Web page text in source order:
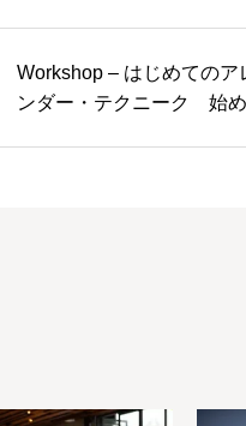
Workshop – はじめてのア
ンダー・テクニーク 始